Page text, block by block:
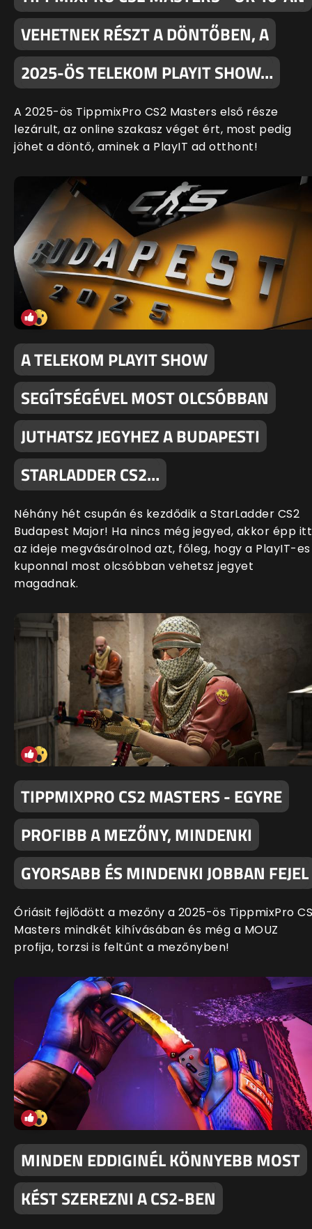
VEHETNEK RÉSZT A DÖNTŐBEN, A
2025-ÖS TELEKOM PLAYIT SHOW…
A 2025-ös TippmixPro CS2 Masters első része
lezárult, az online szakasz véget ért, most pedig
jöhet a döntő, aminek a PlayIT ad otthont!
A TELEKOM PLAYIT SHOW
SEGÍTSÉGÉVEL MOST OLCSÓBBAN
JUTHATSZ JEGYHEZ A BUDAPESTI
STARLADDER CS2…
Néhány hét csupán és kezdődik a StarLadder CS2
Budapest Major! Ha nincs még jegyed, akkor épp itt
az ideje megvásárolnod azt, főleg, hogy a PlayIT-es
kuponnal most olcsóbban vehetsz jegyet
magadnak.
TIPPMIXPRO CS2 MASTERS - EGYRE
PROFIBB A MEZŐNY, MINDENKI
GYORSABB ÉS MINDENKI JOBBAN FEJEL
Óriásit fejlődött a mezőny a 2025-ös TippmixPro
Masters mindkét kihívásában és még a MOUZ
profija, torzsi is feltűnt a mezőnyben!
MINDEN EDDIGINÉL KÖNNYEBB MOST
KÉST SZEREZNI A CS2-BEN